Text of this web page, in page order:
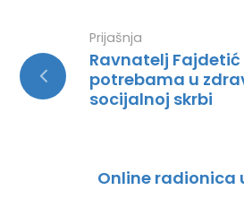
Prijašnja
Ravnatelj
potrebama u
socijalnoj skrbi
Online radionica